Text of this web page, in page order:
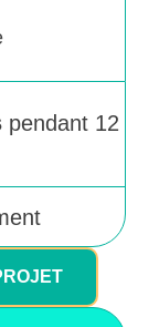
pendant 12